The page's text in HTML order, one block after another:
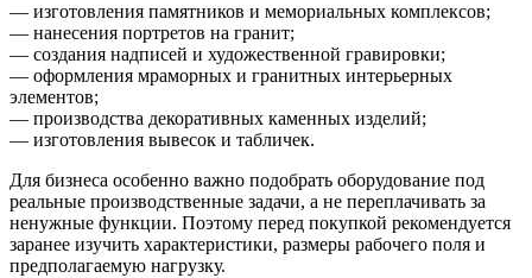
— изготовления памятников и мемориальных комплексов;
— нанесения портретов на гранит;
— создания надписей и художественной гравировки;
— оформления мраморных и гранитных интерьерных
элементов;
— производства декоративных каменных изделий;
— изготовления вывесок и табличек.
Для бизнеса особенно важно подобрать оборудование под
реальные производственные задачи, а не переплачивать за
ненужные функции. Поэтому перед покупкой рекомендуется
заранее изучить характеристики, размеры рабочего поля и
предполагаемую нагрузку.